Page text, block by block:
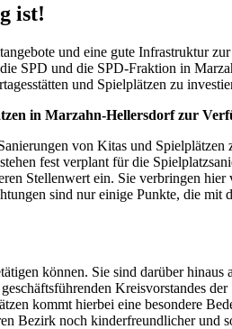
ist!
und eine gute Infrastruktur
SPD und die SPD-Fraktion in
und Spielplätzen zu
in Marzahn-Hellersdorf zur
von Kitas und
fest verplant für die
Stellenwert ein. Sie verbringen
sind nur einige Punkte, die
können. Sie sind darüber
Kreisvorstandes
kommt hierbei eine besondere
Bezirk noch kinderfreundlicher und